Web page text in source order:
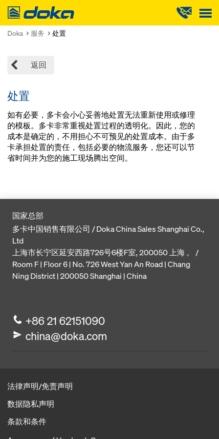
Doka
Doka 服务 处置
返回
处置
如有必要，多卡会小心妥善地处置无法重新使用或修理
的模板。多卡非常重视处置过程的透明化。因此，您的
成本是确定的，不用担心不可预见的处置成本。由于多
卡承担处置的责任，包括必要的物流服务，您还可以节
省时间并为您的施工现场腾出空间。
国家总部
多卡中国销售有限公司 / Doka China Sales Shanghai Co.,
Ltd
上海市长宁区延安西路726号6楼F室, 200050 上海 。 /
Room F | Floor 6 | No. 726 West Yan An Road | Chang
Ning District | 200050 Shanghai | China
+86 21 62151090
china@doka.com
法律声明/免责声明
数据隐私声明
条款和条件